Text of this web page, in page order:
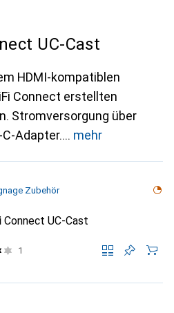
UC-Cast
HDMI-kompatiblen
Connect erstellten
Stromversorgung über
C-Adapter.
mehr
Zubehör
Connect UC-Cast
1